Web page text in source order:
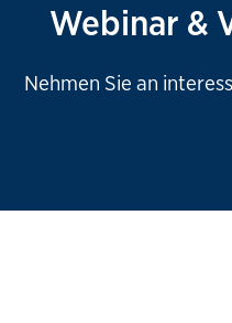
Webinar &
Nehmen Sie an